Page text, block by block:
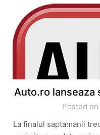
Auto.ro lanseaza
Posted
La finalul saptamanii